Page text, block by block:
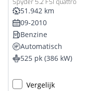
Spyder 5.2 FSI quattro
51.942 km
09-2010
Benzine
Automatisch
525 pk (386 kW)
Vergelijk